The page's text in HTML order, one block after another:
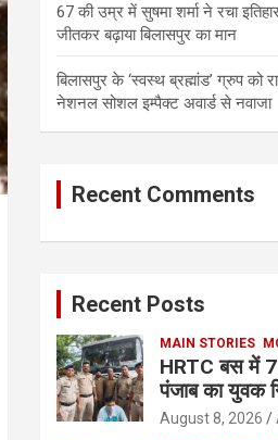
67 की उम्र में सुषमा शर्मा ने रचा
जीतकर बढ़ाया बिलासपुर का मान
बिलासपुर के ‘स्वस्थ ब्रह्मांड’ ग्रुप को
नेशनल सोशल इम्पैक्ट अवार्ड से नवाजा
Recent Comments
Recent Posts
MAIN STORIES
HRTC बस में
पंजाब का युवक
August 8, 2026